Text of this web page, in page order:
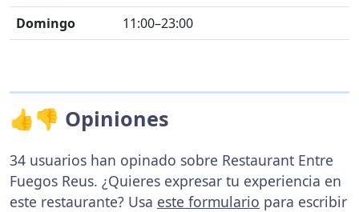
Domingo
11:00–23:00
👍👎 Opiniones
34 usuarios han opinado sobre Restaurant Entre
Fuegos Reus. ¿Quieres expresar tu experiencia en
este restaurante? Usa este formulario para escribir